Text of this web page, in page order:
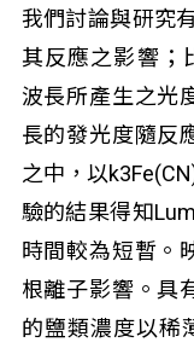
我們討論與研究
其反應之影響；
波長所產生之光
長的發光度隨反
之中，以k3
驗的結果得知
時間較為短暫。
根離子影響。具
的鹽類濃度以稀